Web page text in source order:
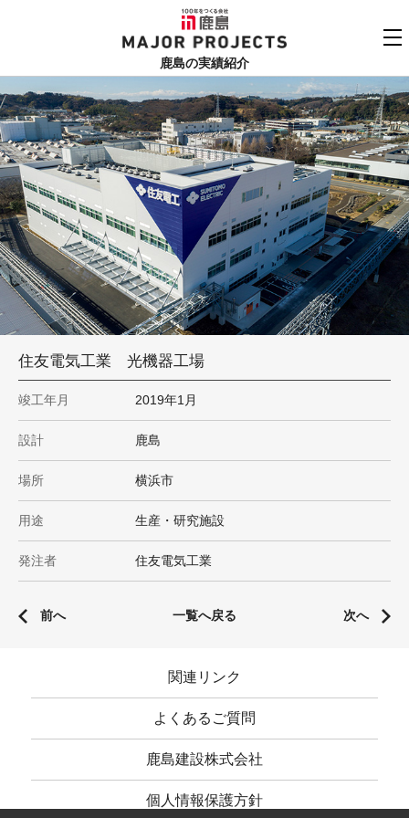
鹿島
MAJOR PROJECTS
鹿島の実績紹介
実績紹介TOP
更新順でみる
用途でさがす
竣工年でさがす
地域でさがす
あいうえお順
関連リンク
よくあるご質問
鹿島建設株式会社
個人情報保護方針
お問い合わせ
住友電気工業 光機器工場
竣工年月 2019年1月
設計 鹿島
場所 横浜市
用途 生産・研究施設
発注者 住友電気工業
前へ 一覧へ戻る 次へ
関連リンク
よくあるご質問
鹿島建設株式会社
個人情報保護方針